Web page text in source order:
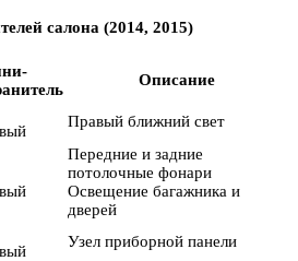
салона (2014, 2015)
Описание
Правый ближний свет
Передние и задние
потолочные фонари
Освещение багажника и
дверей
Узел приборной панели